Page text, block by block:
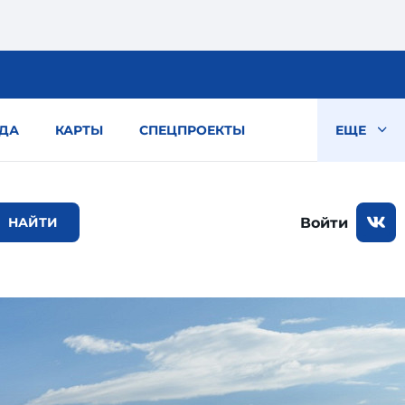
КАРТЫ СПЕЦПРОЕКТЫ ЕЩЕ
Войти